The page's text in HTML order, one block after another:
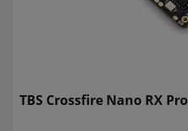
TBS Crossfire Nano RX Pro